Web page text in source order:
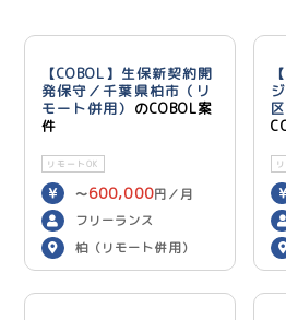
【COBOL】生保新契約開
発保守／千葉県柏市（リ
モート併用） のCOBOL案
件
リモートOK
〜600,000円／月
フリーランス
柏（リモート併用）